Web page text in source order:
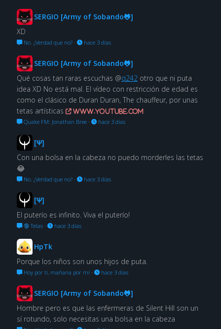
SERGIO [Army of Sobando🐸]
XD
No. ¿Verdad que no?· hace 3 días
SERGIO [Army of Sobando🐸]
Qué cosas tan raras escuchas @q242 otro que ni puta
idea XD No está mal. El vídeo con restricción de edad es
como el clásico de Duran Duran, The chauffeur, por unas
tetas artísticas
www.youtube.com
Quake FM: Jonathan Bree· hace 3 días
[Ψ]
Con una bolsa en la cabeza no puedo morderles las tetas
😂
No. ¿Verdad que no?· hace 3 días
[Ψ]
El puterío es infinito. Viva el puterío!
🔞 Tetas· hace 3 días
HpTk
Porque los niños son unos hijos de puta.
Hoy por ti, mañana por mí· hace 3 días
SERGIO [Army of Sobando🐸]
Hombre pero es que las enfermeras de Silent Hill son un
sí rotundo, solo necesitas una bolsa en la cabeza